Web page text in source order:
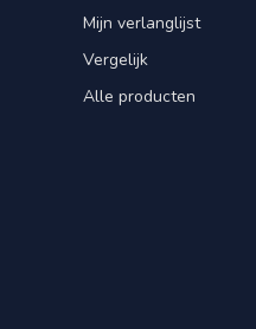
Mijn verlanglijst
Vergelijk
Alle producten